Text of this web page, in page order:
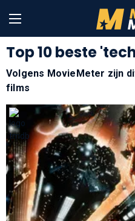
Top 10 beste
Volgens MovieMeter zijn
films